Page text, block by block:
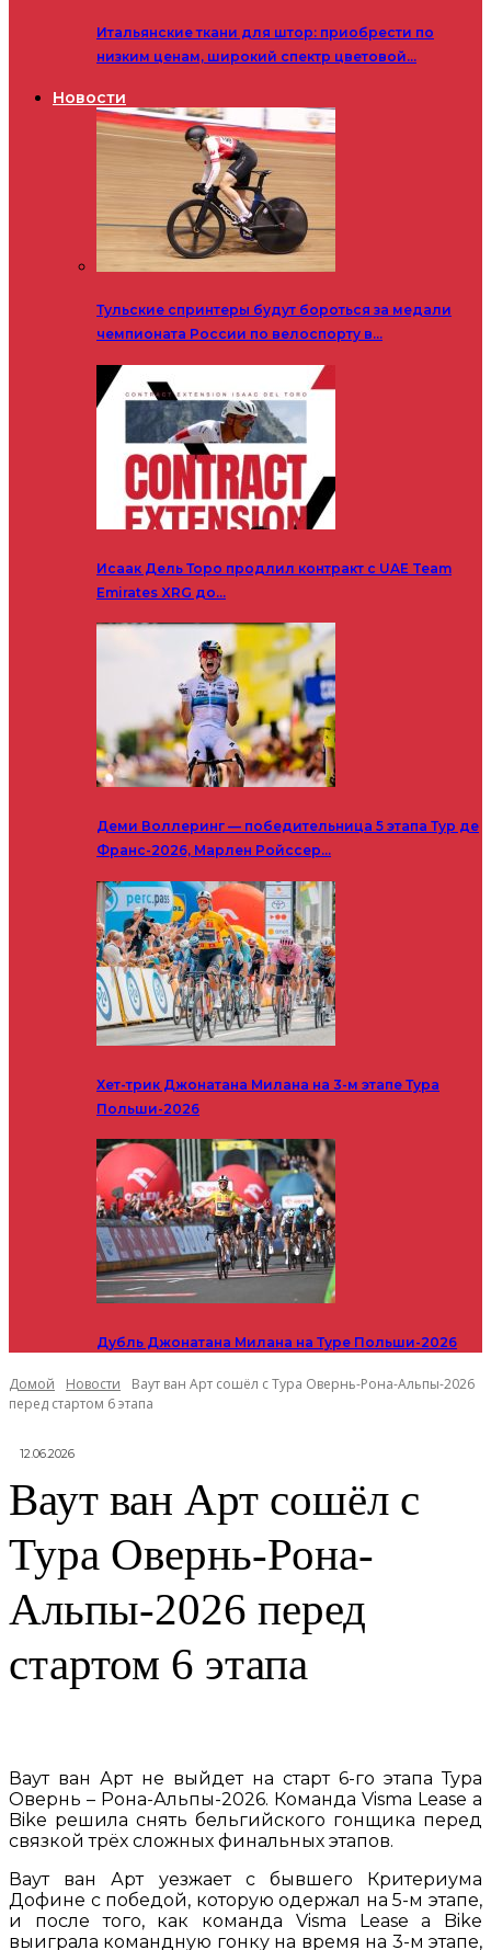
Итальянские ткани для штор: приобрести по
низким ценам, широкий спектр цветовой…
Новости
Тульские спринтеры будут бороться за медали
чемпионата России по велоспорту в…
Исаак Дель Торо продлил контракт с UAE Team
Emirates XRG до…
Деми Воллеринг — победительница 5 этапа Тур де
Франс-2026, Марлен Ройссер…
Хет-трик Джонатана Милана на 3-м этапе Тура
Польши-2026
Дубль Джонатана Милана на Туре Польши-2026
Домой Новости
Ваут ван Арт сошёл с Тура Овернь-Рона-Альпы-2026
перед стартом 6 этапа
12.06.2026
Ваут ван Арт сошёл с
Тура Овернь-Рона-
Альпы-2026 перед
стартом 6 этапа
Ваут ван Арт не выйдет на старт 6-го этапа Тура
Овернь – Рона-Альпы-2026. Команда Visma Lease a
Bike решила снять бельгийского гонщика перед
связкой трёх сложных финальных этапов.
Ваут ван Арт уезжает с бывшего Критериума
Дофине с победой, которую одержал на 5-м этапе,
и после того, как команда Visma Lease a Bike
выиграла командную гонку на время на 3-м этапе,